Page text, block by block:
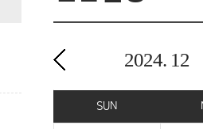
2024. 12
SUN